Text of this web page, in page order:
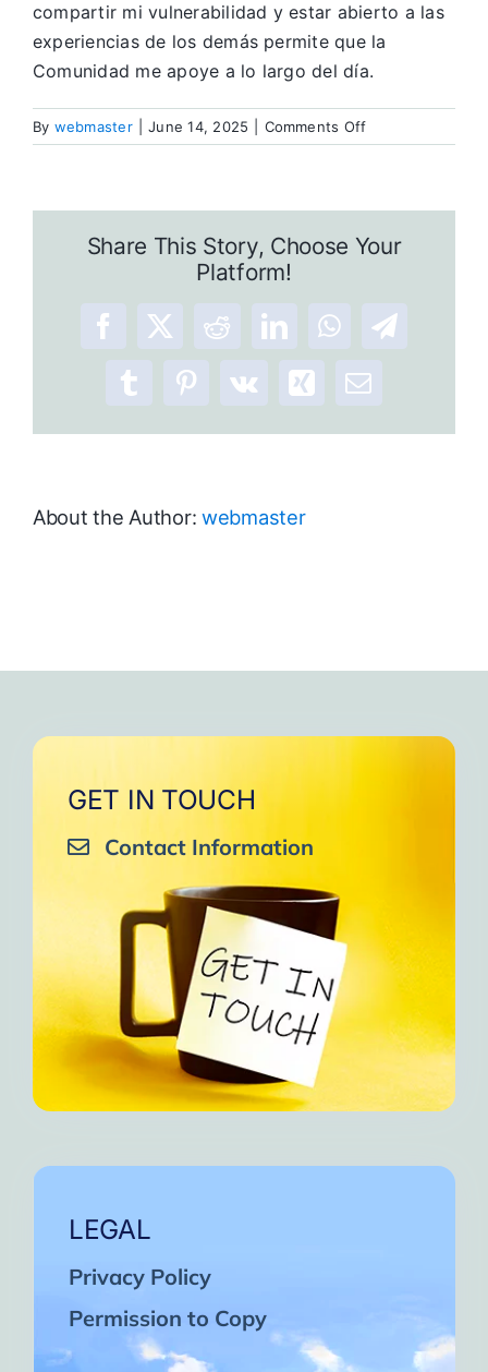
compartir mi vulnerabilidad y estar abierto a las
experiencias de los demás permite que la
Comunidad me apoye a lo largo del día.
By webmaster June 14, 2025 Comments Offon
Una
Share This Story, Choose Your
Platform!
Facebook
X RedditLinkedInWhatsAppTelegram
TumblrPinterest
Vk XingEmail
About the Author:webmaster
GET IN TOUCH
Contact Information
LEGAL
Privacy Policy
Permission to Copy